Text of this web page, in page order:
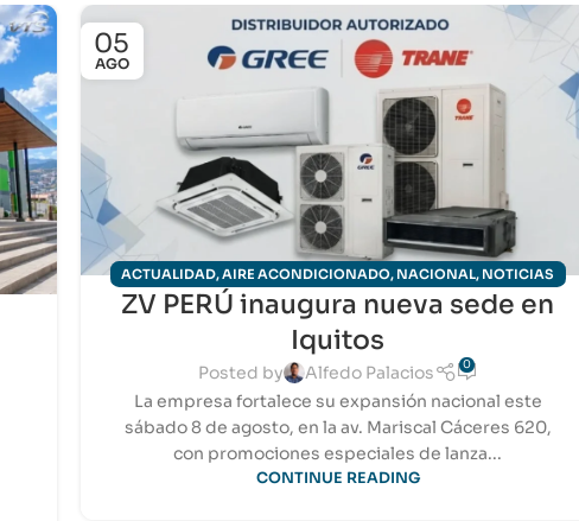
05
AGO
ACTUALIDAD,AIRE ACONDICIONADO, NACIONAL, NOTICIAS
HVAC-R, REFRIGERACIÓN INDUSTRIAL ,VENTILACIÓN
ZV PERÚ inaugura nueva sede en
Iquitos
Posted by Alfedo Palacios 0
La empresa fortalece su expansión nacional este
sábado 8 de agosto, en la av. Mariscal Cáceres 620,
con promociones especiales de lanza...
CONTINUE READING